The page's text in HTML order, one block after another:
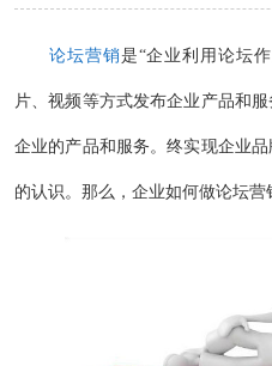
论坛营销是“企业利用论坛
片、视频等方式发布企业产品和
企业的产品和服务。终实现企业
的认识。那么，企业如何做论坛营